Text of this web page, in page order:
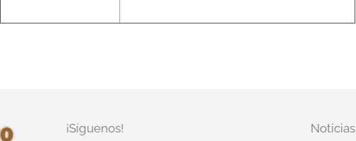
¡Síguenos! Noticias